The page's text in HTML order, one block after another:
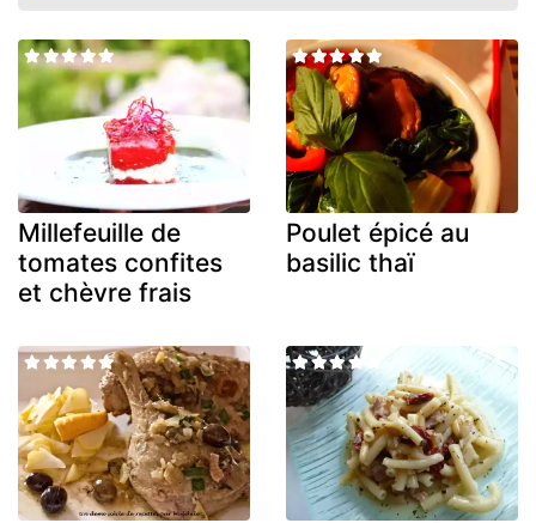
Millefeuille de
tomates confites
et chèvre frais
Poulet épicé au
basilic thaï